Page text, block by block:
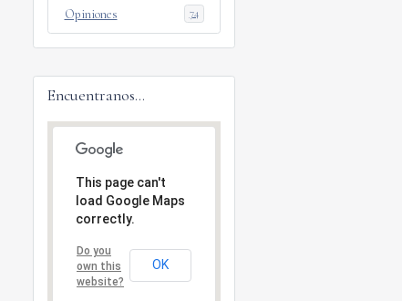
Opiniones 74
Encuentranos...
This page can't
load Google Maps
correctly.
Do you
own this
website?
OK